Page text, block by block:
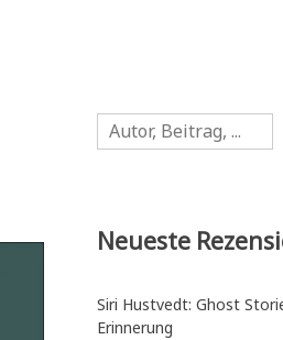
Suchen
Neueste
Siri Hustvedt: Ghost
Erinnerung